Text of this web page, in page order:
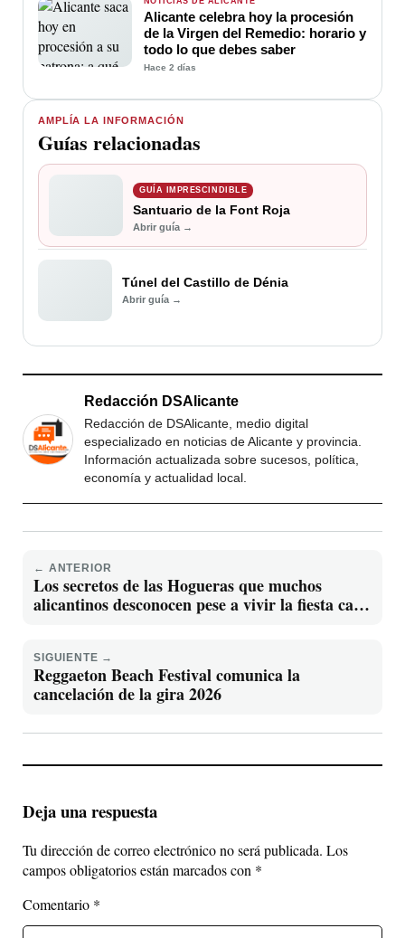
AMPLÍA LA INFORMACIÓN
Guías relacionadas
GUÍA IMPRESCINDIBLE
Santuario de la Font Roja
Abrir guía →
Túnel del Castillo de Dénia
Abrir guía →
Alicante celebra hoy la procesión
de la Virgen del Remedio: horario y
todo lo que debes saber
Hace 2 días
Redacción DSAlicante
Redacción de DSAlicante, medio digital
especializado en noticias de Alicante y provincia.
Información actualizada sobre sucesos, política,
economía y actualidad local.
← ANTERIOR
Los secretos de las Hogueras que muchos
alicantinos desconocen pese a vivir la fiesta cada
SIGUIENTE →
Reggaeton Beach Festival comunica la
cancelación de la gira 2026
Deja una respuesta
Tu dirección de correo electrónico no será publicada. Los
campos obligatorios están marcados con *
Comentario *